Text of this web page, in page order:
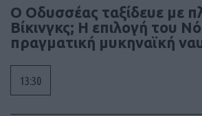
Ο Οδυσσέας ταξίδευε με
Βίκινγκς; Η επιλογή του
πραγματική μυκηναϊκή
13:30